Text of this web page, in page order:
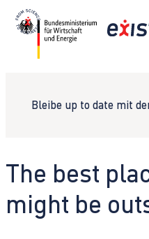
Bleibe up to date mit
The best
might be